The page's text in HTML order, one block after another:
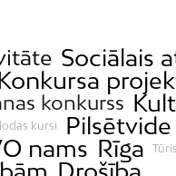
Sociālais
konkurss
kursi
Pilsētvide
nams Rīga